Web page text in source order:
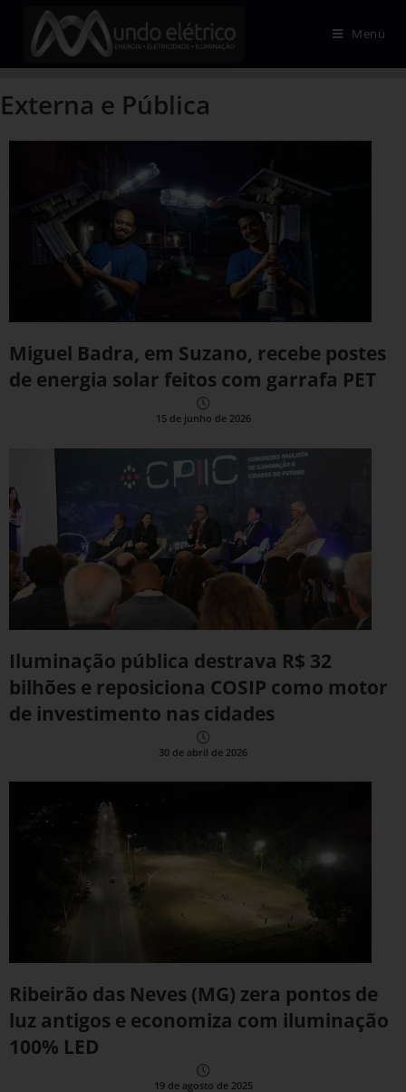
Menu
Externa e Pública
Miguel Badra, em Suzano, recebe postes
de energia solar feitos com garrafa PET
15 de junho de 2026
Iluminação pública destrava R$ 32
bilhões e reposiciona COSIP como motor
de investimento nas cidades
30 de abril de 2026
Ribeirão das Neves (MG) zera pontos de
luz antigos e economiza com iluminação
100% LED
19 de agosto de 2025